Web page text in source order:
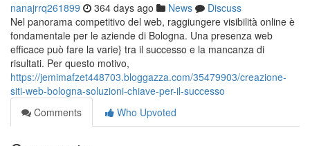
nanajrrq261899 364 days ago News
Discuss
Nel panorama competitivo del web, raggiungere visibilità online è
fondamentale per le aziende di Bologna. Una presenza web
efficace può fare la varie} tra il successo e la mancanza di
risultati. Per questo motivo,
https://jemimafzet448703.bloggazza.com/35479903/creazione-
siti-web-bologna-soluzioni-chiave-per-il-successo
Comments
Who Upvoted